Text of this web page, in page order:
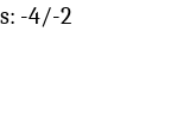
-4/-2